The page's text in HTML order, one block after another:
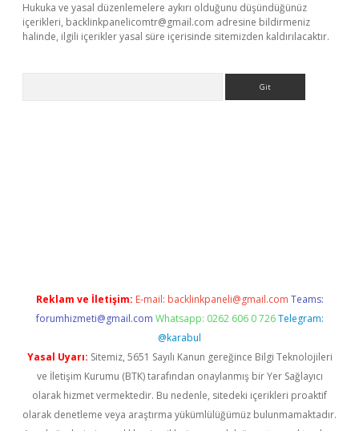
Hukuka ve yasal düzenlemelere aykırı olduğunu düşündüğünüz
içerikleri, backlinkpanelicomtr@gmail.com adresine bildirmeniz
halinde, ilgili içerikler yasal süre içerisinde sitemizden kaldırılacaktır.
Reklam ve İletişim: E-mail: backlinkpaneli@gmail.com Teams:
forumhizmeti@gmail.com Whatsapp: 0262 606 0 726 Telegram:
@karabul
Yasal Uyarı: Sitemiz, 5651 Sayılı Kanun gereğince Bilgi Teknolojileri
ve İletişim Kurumu (BTK) tarafından onaylanmış bir Yer Sağlayıcı
olarak hizmet vermektedir. Bu nedenle, sitedeki içerikleri proaktif
olarak denetleme veya araştırma yükümlülüğümüz bulunmamaktadır.